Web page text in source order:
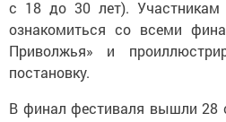
ознакомиться со всеми
Приволжья» и
постановку.
от молодежных и детских